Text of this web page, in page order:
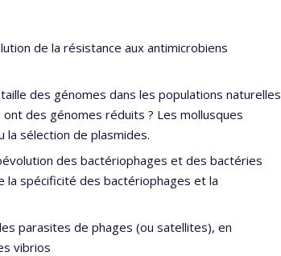
de la résistance aux antimicrobiens
des génomes dans les populations naturelles
des génomes réduits ? Les mollusques
sélection de plasmides.
des bactériophages et des bactéries
la spécificité des bactériophages et la
parasites de phages (ou satellites), en
vibrios